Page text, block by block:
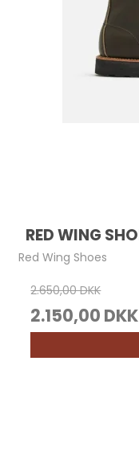
RED WING
Red Wing Shoes
2.650,00 DKK
2.150,00 DKK